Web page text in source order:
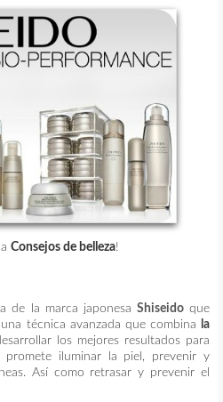
Consejos de belleza!
de la marca japonesa Shiseidoque
técnica avanzada que combina
la
los mejores resultados para
promete iluminar la piel, prevenir y
Así como retrasar y prevenir el